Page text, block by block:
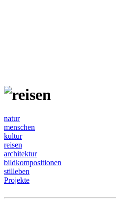
natur
menschen
kultur
reisen
architektur
bildkompositionen
stilleben
Projekte